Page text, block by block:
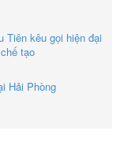
Tiên kêu gọi hiện đại
tạo
Hải Phòng